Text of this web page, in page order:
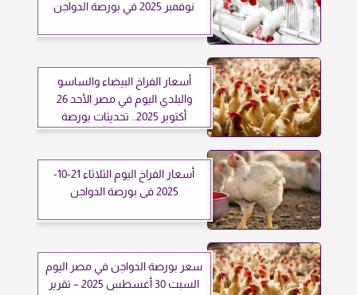
نوفمبر 2025 في بورصة الدواجن
أسعار الفراخ البيضاء والساسو
والبلدي اليوم في مصر الأحد 26
أكتوبر 2025.. تحديثات بورصة
أسعار الفراخ اليوم الثلاثاء 21-10-
2025 فى بورصة الدواجن
سعر بورصة الدواجن في مصر اليوم
السبت 30 أغسطس 2025 – تقرير